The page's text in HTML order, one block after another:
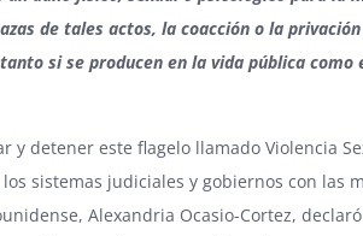
de tales actos, la coacción o la
si se producen en la vida pública como
y detener este flagelo llamado Violencia
sistemas judiciales y gobiernos con las
Alexandria Ocasio-Cortez,